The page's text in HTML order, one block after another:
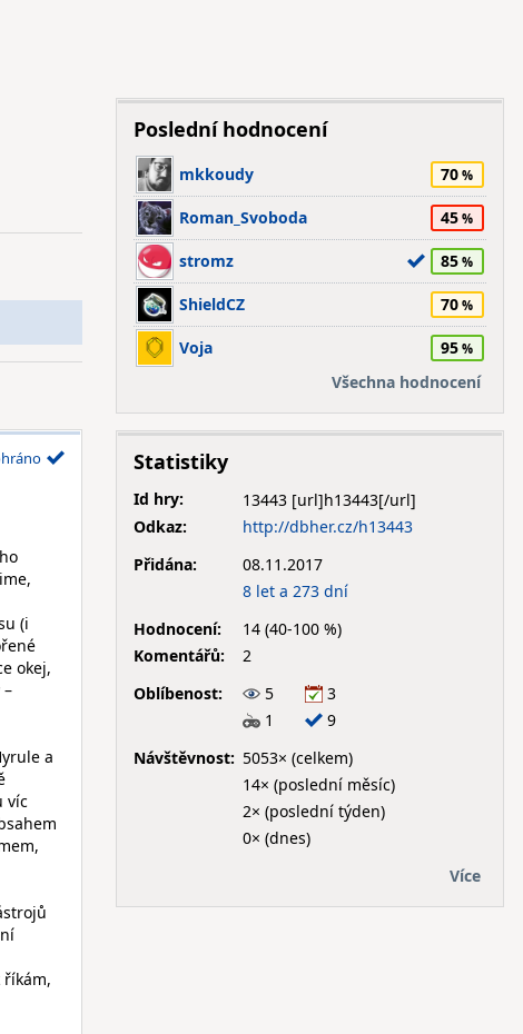
(i
okej,
a
víc
říkám,
Poslední hodnocení
mkkoudy 70
Roman_Svoboda 45
stromz 85
ShieldCZ 70
Voja
95
Všechna hodnocení
Statistiky
Id hry:
13443
Odkaz:
http://dbher.cz/h13443
Přidána:
08.11.2017
8 let a 273 dní
Hodnocení:
14 (40-100 %)
Komentářů:
2
Oblíbenost:
5
3
1
9
Návštěvnost: 5053× (celkem)
14× (poslední měsíc)
2× (poslední týden)
0× (dnes)
Více